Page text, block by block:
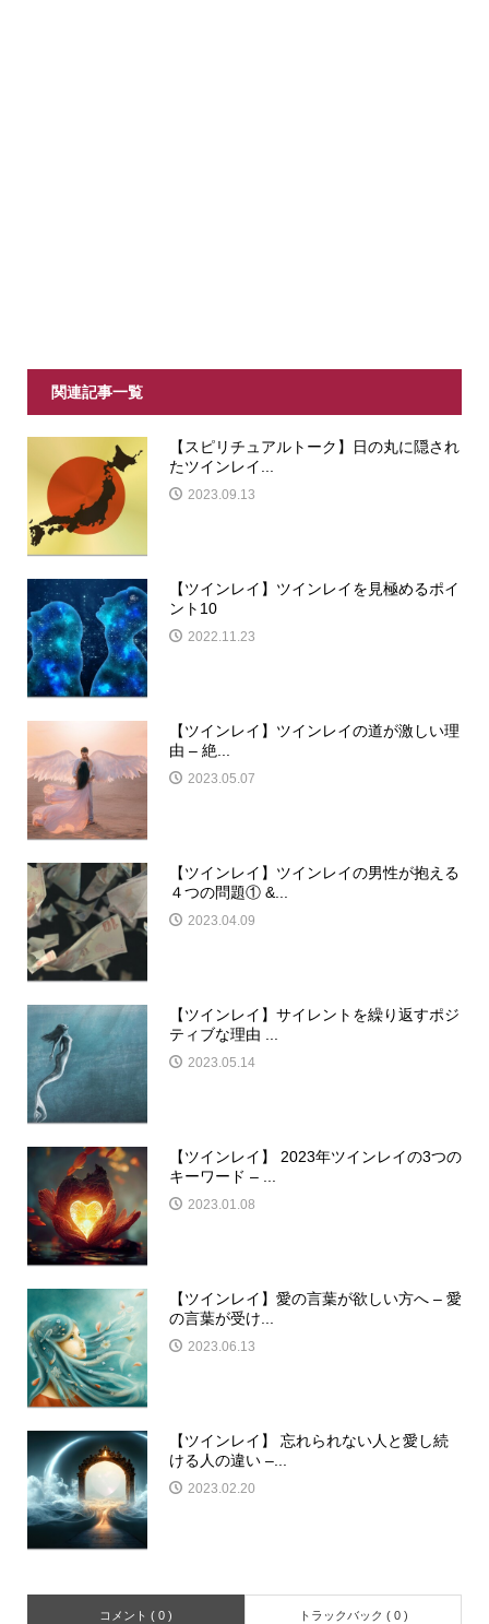
関連記事一覧
【スピリチュアルトーク】日の丸に隠され
たツインレイ...
2023.09.13
【ツインレイ】ツインレイを見極めるポイ
ント10
2022.11.23
【ツインレイ】ツインレイの道が激しい理
由 – 絶...
2023.05.07
【ツインレイ】ツインレイの男性が抱える
４つの問題① &...
2023.04.09
【ツインレイ】サイレントを繰り返すポジ
ティブな理由 ...
2023.05.14
【ツインレイ】 2023年ツインレイの3つの
キーワード – ...
2023.01.08
【ツインレイ】愛の言葉が欲しい方へ – 愛
の言葉が受け...
2023.06.13
【ツインレイ】 忘れられない人と愛し続
ける人の違い –...
2023.02.20
コメント ( 0 ) トラックバック ( 0 )